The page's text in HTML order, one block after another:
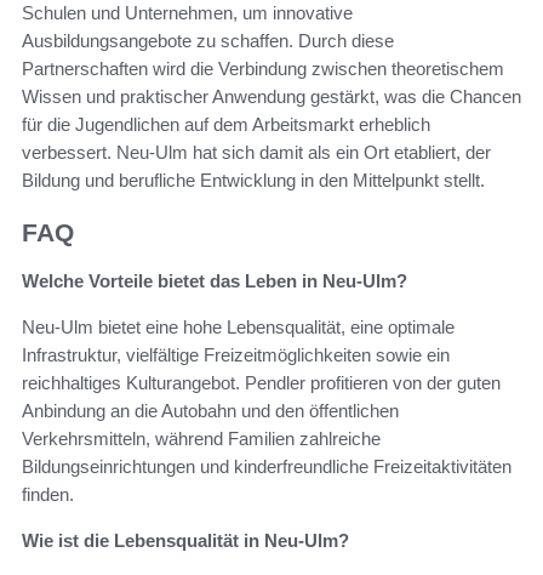
Schulen und Unternehmen, um innovative
Ausbildungsangebote zu schaffen. Durch diese
Partnerschaften wird die Verbindung zwischen theoretischem
Wissen und praktischer Anwendung gestärkt, was die Chancen
für die Jugendlichen auf dem Arbeitsmarkt erheblich
verbessert. Neu-Ulm hat sich damit als ein Ort etabliert, der
Bildung und berufliche Entwicklung in den Mittelpunkt stellt.
FAQ
Welche Vorteile bietet das Leben in Neu-Ulm?
Neu-Ulm bietet eine hohe Lebensqualität, eine optimale
Infrastruktur, vielfältige Freizeitmöglichkeiten sowie ein
reichhaltiges Kulturangebot. Pendler profitieren von der guten
Anbindung an die Autobahn und den öffentlichen
Verkehrsmitteln, während Familien zahlreiche
Bildungseinrichtungen und kinderfreundliche Freizeitaktivitäten
finden.
Wie ist die Lebensqualität in Neu-Ulm?